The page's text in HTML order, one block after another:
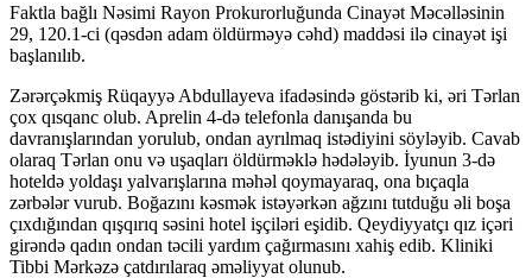
Faktla bağlı Nəsimi Rayon Prokurorluğunda Cinayət Məcəlləsinin
29, 120.1-ci (qəsdən adam öldürməyə cəhd) maddəsi ilə cinayət işi
başlanılıb.
Zərərçəkmiş Rüqayyə Abdullayeva ifadəsində göstərib ki, əri Tərlan
çox qısqanc olub. Aprelin 4-də telefonla danışanda bu
davranışlarından yorulub, ondan ayrılmaq istədiyini söyləyib. Cavab
olaraq Tərlan onu və uşaqları öldürməklə hədələyib. İyunun 3-də
hoteldə yoldaşı yalvarışlarına məhəl qoymayaraq, ona bıçaqla
zərbələr vurub. Boğazını kəsmək istəyərkən ağzını tutduğu əli boşa
çıxdığından qışqırıq səsini hotel işçiləri eşidib. Qeydiyyatçı qız içəri
girəndə qadın ondan təcili yardım çağırmasını xahiş edib. Kliniki
Tibbi Mərkəzə çatdırılaraq əməliyyat olunub.